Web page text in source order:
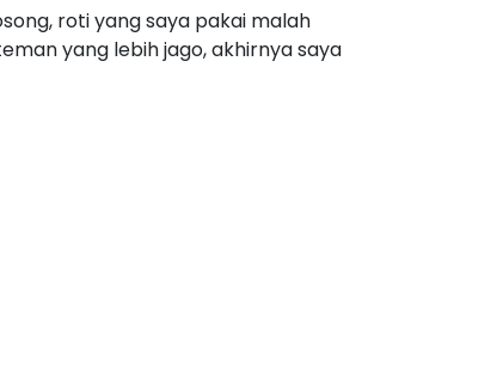
kalau suka lebih praktis, cukup
lezat.
Kalau suka pedas, boleh banget
pas banget!
eksperimen, bisa tambah